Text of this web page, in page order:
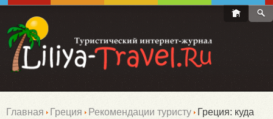
Главная Греция Рекомендации туристу
Греция: куда